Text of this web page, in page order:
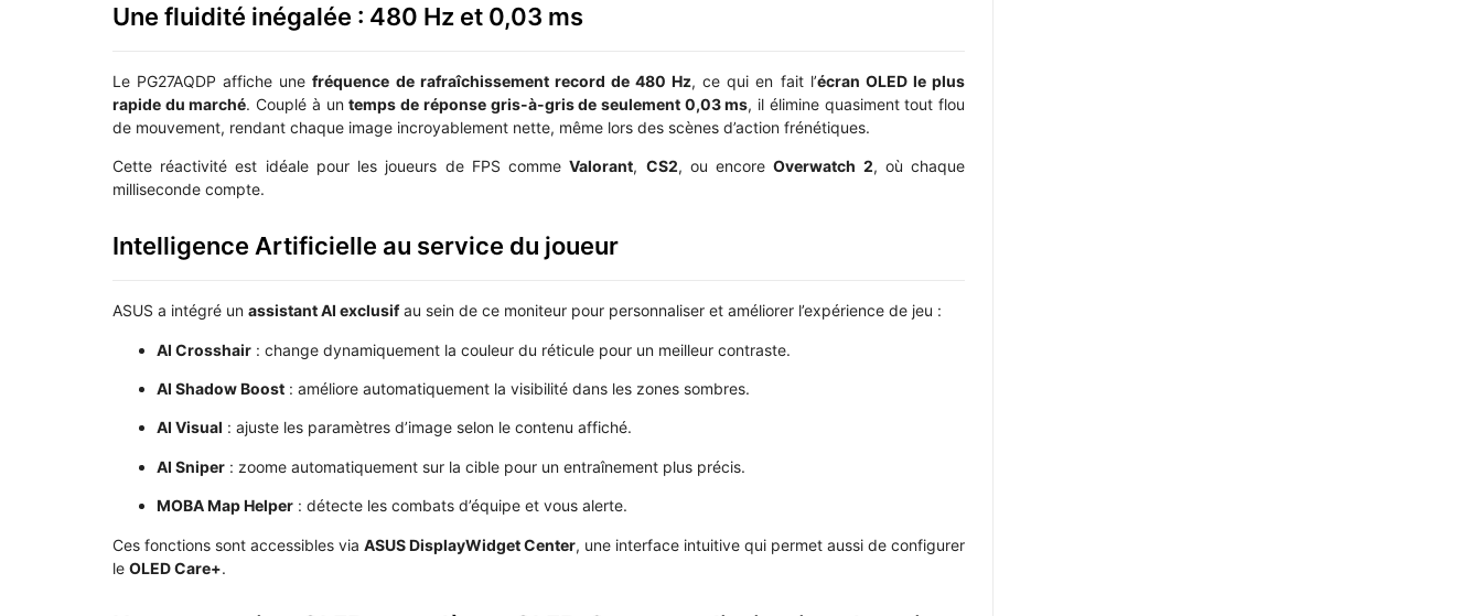
Une fluidité inégalée : 480 Hz et 0,03 ms
Le PG27AQDP affiche unefréquence de rafraîchissement record de 480 Hz, ce qui en fait l’écran OLED le plus
rapide du marché. Couplé à untemps de réponse gris-à-gris de seulement 0,03 ms, il élimine quasiment tout flou
de mouvement, rendant chaque image incroyablement nette, même lors des scènes d’action frénétiques.
Cette réactivité est idéale pour les joueurs de FPS commeValorant, CS2, ou encoreOverwatch 2, où chaque
milliseconde compte.
Intelligence Artificielle au service du joueur
ASUS a intégré un assistant AI exclusifau sein de ce moniteur pour personnaliser et améliorer l’expérience de jeu :
AI Crosshair : change dynamiquement la couleur du réticule pour un meilleur contraste.
AI Shadow Boost : améliore automatiquement la visibilité dans les zones sombres.
AI Visual : ajuste les paramètres d’image selon le contenu affiché.
AI Sniper : zoome automatiquement sur la cible pour un entraînement plus précis.
MOBA Map Helper : détecte les combats d’équipe et vous alerte.
Ces fonctions sont accessibles via ASUS DisplayWidget Center, une interface intuitive qui permet aussi de configurer
le OLED Care+.